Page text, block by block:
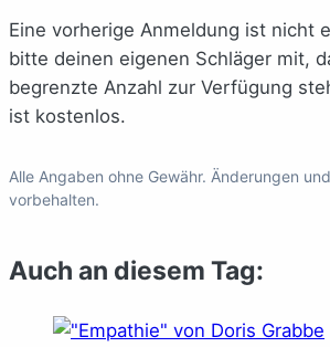
Eine vorherige Anmeldung ist nicht
bitte deinen eigenen Schläger mit,
begrenzte Anzahl zur Verfügung
ist kostenlos.
Alle Angaben ohne Gewähr. Änderungen
vorbehalten.
Auch an diesem Tag: